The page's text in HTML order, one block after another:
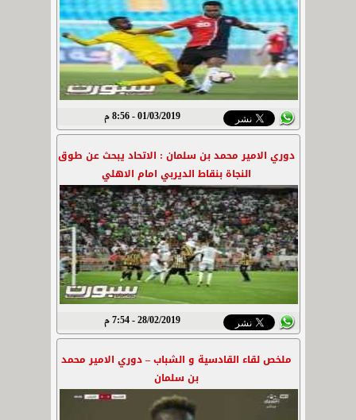
01/03/2019 - 8:56 م
دوري الامير محمد بن سلمان : الاتحاد يبحث عن طوق
النجاة بنقاط الديربي امام الاهلي
28/02/2019 - 7:54 م
ملخص لقاء القادسية و الشباب – دوري الامير محمد
بن سلمان